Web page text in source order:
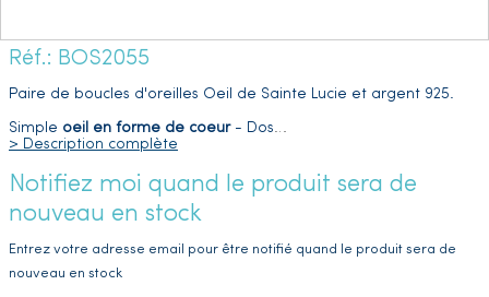
Réf.: BOS2055
Paire de boucles d'oreilles Oeil de Sainte Lucie et argent 925.
Simple oeil en forme de coeur- Dos…
> Description complète
Notifiez moi quand le produit sera de
nouveau en stock
Entrez votre adresse email pour être notifié quand le produit sera de
nouveau en stock